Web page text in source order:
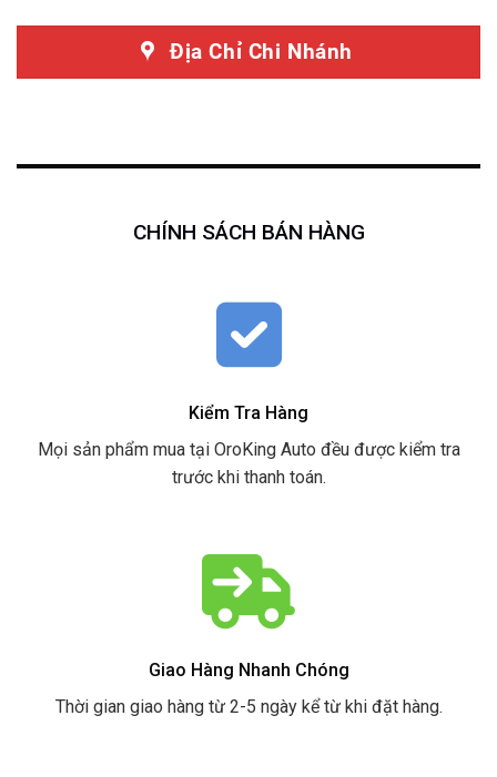
Địa Chỉ Chi Nhánh
CHÍNH SÁCH BÁN HÀNG
Kiểm Tra Hàng
Mọi sản phẩm mua tại OroKing Auto đều được kiểm tra
trước khi thanh toán.
Giao Hàng Nhanh Chóng
Thời gian giao hàng từ 2-5 ngày kể từ khi đặt hàng.